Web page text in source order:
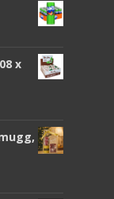
x